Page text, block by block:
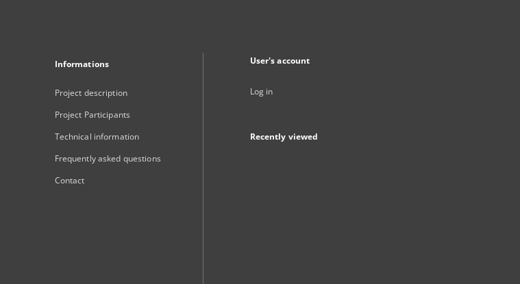
Informations
Project description
Project Participants
Technical information
Frequently asked questions
Contact
User's account
Log in
Recently viewed